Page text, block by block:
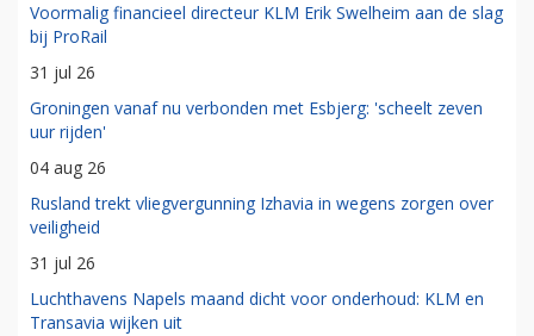
Voormalig financieel directeur KLM Erik Swelheim aan de slag
bij ProRail
31 jul 26
Groningen vanaf nu verbonden met Esbjerg: 'scheelt zeven
uur rijden'
04 aug 26
Rusland trekt vliegvergunning Izhavia in wegens zorgen over
veiligheid
31 jul 26
Luchthavens Napels maand dicht voor onderhoud: KLM en
Transavia wijken uit